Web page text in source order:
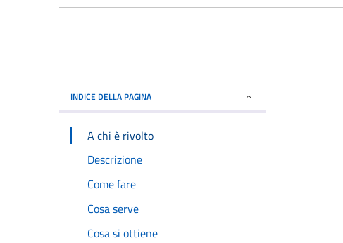
INDICE DELLA PAGINA
A chi è rivolto
Descrizione
Come fare
Cosa serve
Cosa si ottiene